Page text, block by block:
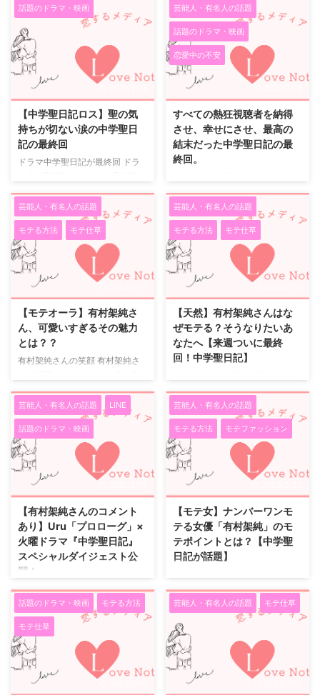
意打ち自撮り攻撃に戸惑うはるた
んでしたが、撮影中の田中圭さん
は心なしか嬉しそうなご様子でし
た? #はるたん #部長 #初めての2
ショット #撮影風景をこっそり盗
撮 #連写しちゃったので #全部載
せちゃいます #田中圭 #吉田鋼太
郎 #おっさんずラブ 【公式】お
っさんずラブ?ドラマアカウント
さん(@ossanslove)がシェアした
投稿 - 2018年 4月月28日午後9時
43分PDT お ...
い気持ちがあるなら、今伝えなき
ゃ? #田中圭 #内田理央 #おっさ
んずラブ 【公式】おっさんずラ
ブ?ドラマアカウントさん
(@ossanslove)がシェアした投稿
- 2018年 6月月2日午後9時37分
PDT おっさんずラブを見始めた
きっかけ 深夜放送のドラマでし
たが人気が高く、年末には特番で
再放送されるほど大ブレイクを果
たしたおっさんずラブ。 もとも
とおっさんずラブを見始めたきっ
話題のドラマ・映画
【中学聖日記ロス】聖の気
持ちが切ない涙の中学聖日
記の最終回
ドラマ中学聖日記が最終回 ドラ
迎えました。 中学聖日記の最終
回は、視聴者の大半が聖と晶のも
とがしい関係がハッピーエンドと
なる事を待っていたと思います。
私が、聖ならこんなに惹かれた好
きな人を忘れて次のステップに！
なんて絶対にすぐ出来ないなと思
いました。 晶に親に反対された
くらいで、すぐに身を引くなよな
んて思いながら、始まりから終わ
りまで、一気に楽しめる内容でし
た。 しかも涙無しには見れませ
ん。 ここからは、ネタバレ ここ
警察沙汰になった聖と晶は、 ...
芸能人・有名人の話題
話題のドラマ・映画
恋愛中の不安
すべての熱狂視聴者を納得
させ、幸せにさせ、最高の
結末だった中学聖日記の最
終回。
マで、視聴者熱堂々の１位を獲得
した中学聖日記。 その中学聖日
記の最終回は、視聴者の注目を集
めまくっていました。 神回の９
話から一転して、１０話は非常
に、このドラマファンにとっては
とてつもなく辛い展開が続き、
「中学聖日記の最終回には、主役
２人のハッピーエンドが見れるの
か？」というドラマファンの大き
な不安の中、あちこちで最終回の
予想と妄想が繰り広げられ、最終
回の予告動画は１００万回再生を
ーエンドじゃないと、年を越せな
い！そんな声もネットでは出てい
まし ...
芸能人・有名人の話題
モテる方法 モテ仕草
【モテオーラ】有村架純さ
ん、可愛いすぎるその魅力
とは？？
有村架純さんの笑顔 有村架純さ
から見ても、とても可愛らしくて
ファンになりました。 顔立ちに
品があり、笑顔がとてもキュート
で守ってあげたくなります。
(*^o^*) 有村架純さんがモテる理
由は、あのサラサラのヘアに、頬
っぺたが柔らかそうでまるでマシ
ュマロ (o^^o) 思わずそっと手で
触れてみたくなる様なそんな綺麗
なお肌をされてます。 少し眠た
そうな感じもまた愛されキャラで
す。 私も有村架純さんみたいな
顔で生まれていたら…（笑） 人生
ったです（≧∇≦ ...
芸能人・有名人の話題
モテる方法 モテ仕草
【天然】有村架純さんはな
ぜモテる？そうなりたいあ
なたへ【来週ついに最終
回！中学聖日記】
を8.2秒見つめていたら、もう恋
に落ちている？「有村架純と見つ
めあう動画」公開！ 有村架純さ
んはモテる 有村架純さんは今現
在、日本でも最も人気がある女優
の一人でもあります。 特に男性
にモテます。 （その分女性の評
かもしれません） その秘密はな
んなのでしょうか。 以下をポイ
ント2点を記載します。 モテる容
姿 一つ目の秘密は「モテる容
姿」です。モテるためには容姿が
いい事は重要な要素ですが、有村
架純さんには独特の容姿の魅力が
あります。 女性向けのファ ...
芸能人・有名人の話題 LINE
話題のドラマ・映画
【有村架純さんのコメント
あり】Uru「プロローグ」×
火曜ドラマ『中学聖日記』
スペシャルダイジェスト公
開！
TBSで毎週火曜よる10時放送中
の火曜ドラマ『中学聖日記』と主
題歌となるUru「プロローグ」の
スペシャルダイジェストムービー
がＴＢＳ公式YouTubooで公開さ
れた。 Uru アーティスト写真 本
ドラマは女性向けマンガ雑誌
芸能人・有名人の話題
モテる方法 モテファッション
【モテ女】ナンバーワンモ
テる女優「有村架純」のモ
テポイントとは？【中学聖
日記が話題】
女 映画やドラマに引っ張りだこ
の最近の大人気女優有村架純さ
ん、なぜ彼女はこんなに男女問わ
ず多くの方にモテるのか？ 誰も
が真似したくなる有村架純さんの
究極のモテポイントについて、お
話しいたします。 有村架純さん
話題のドラマ・映画 モテる方法
モテ仕草
芸能人・有名人の話題 モテ仕草